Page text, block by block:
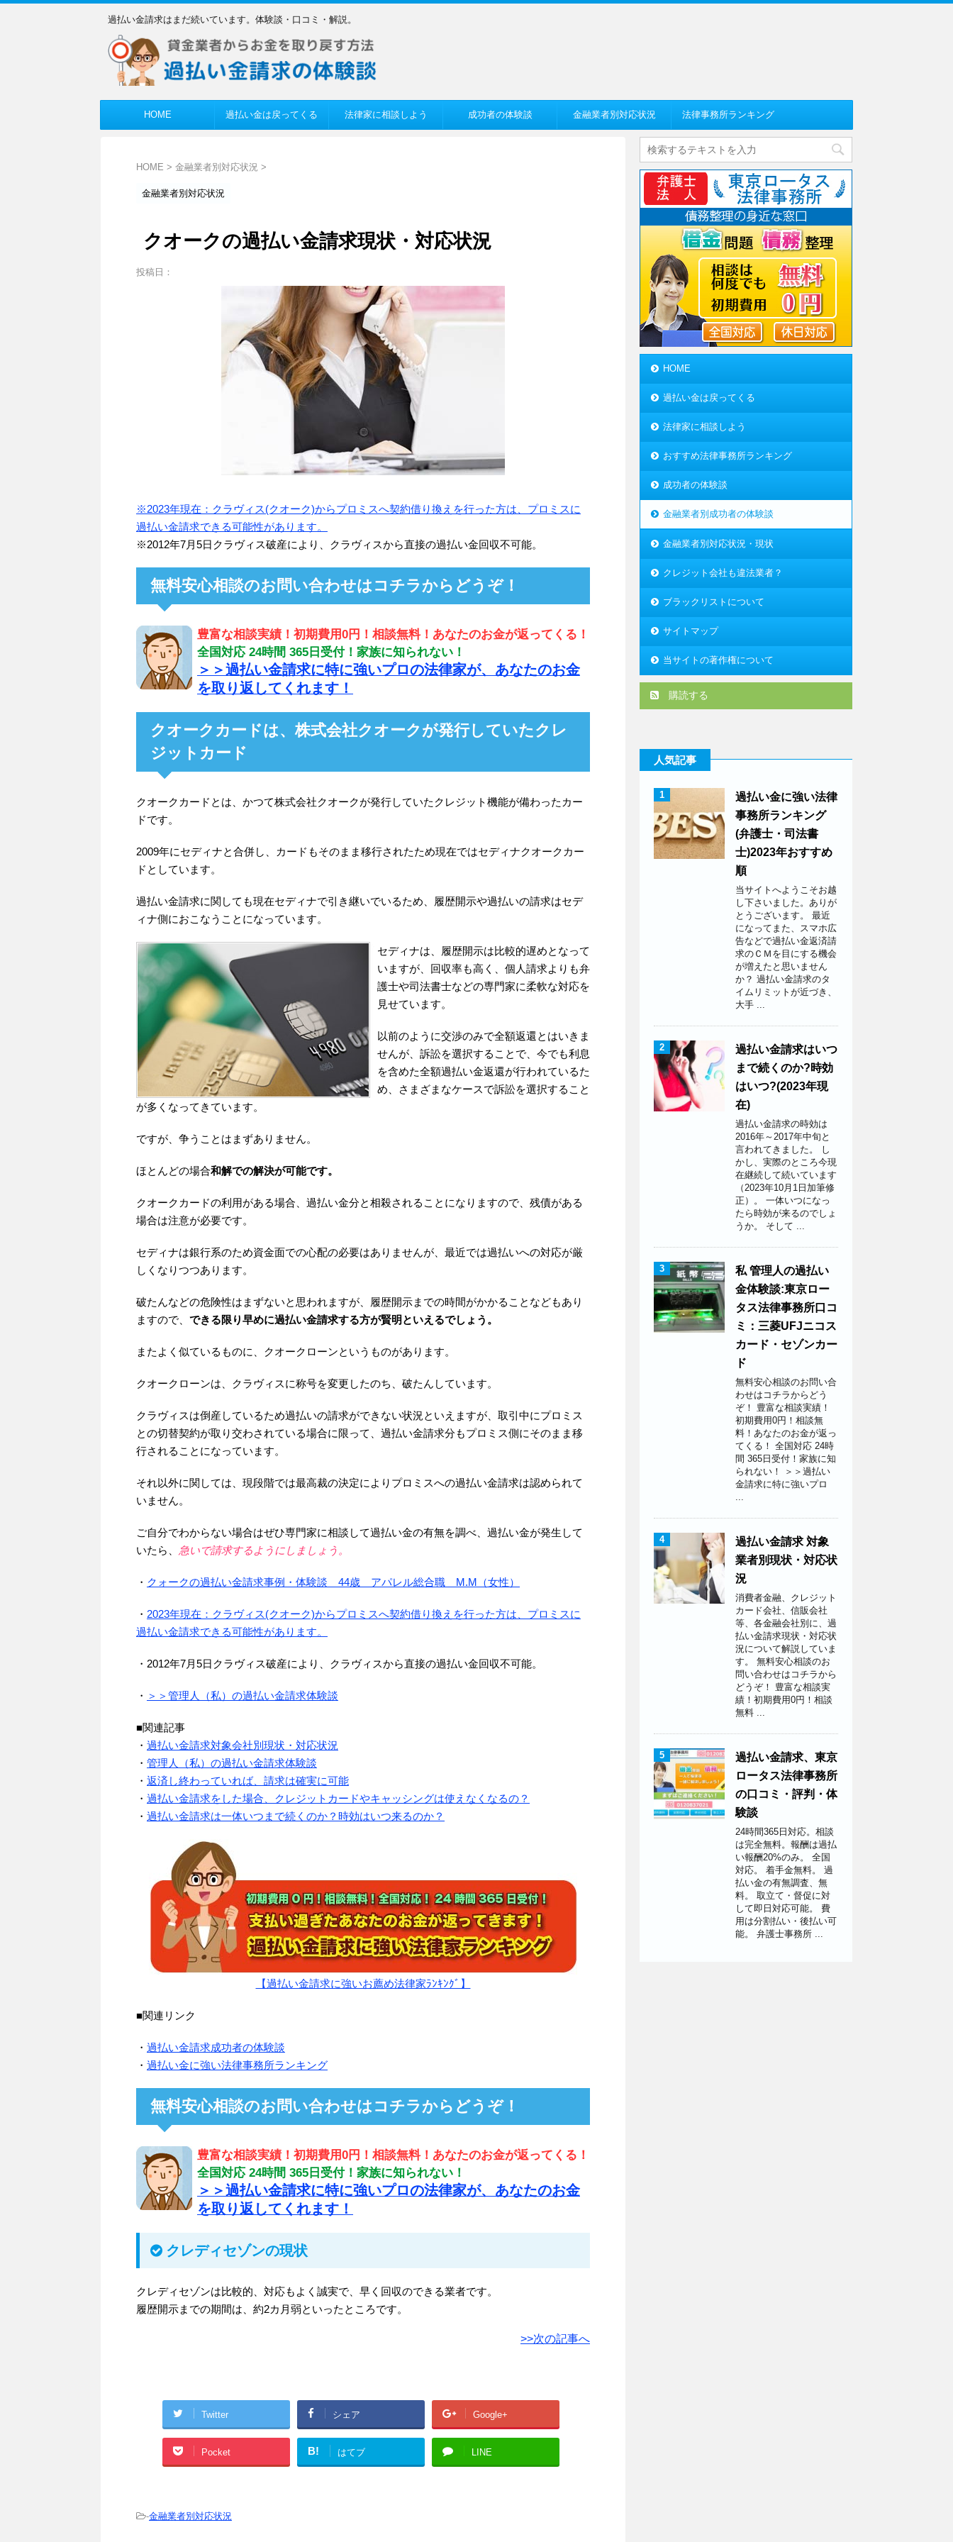
過払い金請求はまだ続いています。体験談・口コミ・解説。
HOME 過払い金は戻ってくる 法律家に相談しよう 成功者の体験談 金融業者別対応状況 法律事務所ランキング
HOME > 金融業者別対応状況 >
金融業者別対応状況
クオークの過払い金請求現状・対応状況
投稿日：
※2023年現在：クラヴィス(クオーク)からプロミスへ契約借り換えを行った方は、プロミスに
過払い金請求できる可能性があります。
※2012年7月5日クラヴィス破産により、クラヴィスから直接の過払い金回収不可能。
無料安心相談のお問い合わせはコチラからどうぞ！
豊富な相談実績！初期費用0円！相談無料！あなたのお金が返ってくる！
全国対応 24時間 365日受付！家族に知られない！
＞＞過払い金請求に特に強いプロの法律家が、あなたのお金
を取り返してくれます！
クオークカードは、株式会社クオークが発行していたクレ
ジットカード
クオークカードとは、かつて株式会社クオークが発行していたクレジット機能が備わったカー
ドです。
2009年にセディナと合併し、カードもそのまま移行されたため現在ではセディナクオークカー
ドとしています。
過払い金請求に関しても現在セディナで引き継いでいるため、履歴開示や過払いの請求はセデ
ィナ側におこなうことになっています。
セディナは、履歴開示は比較的遅めとなって
いますが、回収率も高く、個人請求よりも弁
護士や司法書士などの専門家に柔軟な対応を
見せています。
以前のように交渉のみで全額返還とはいきま
せんが、訴訟を選択することで、今でも利息
を含めた全額過払い金返還が行われているた
め、さまざまなケースで訴訟を選択すること
が多くなってきています。
ですが、争うことはまずありません。
ほとんどの場合和解での解決が可能です。
クオークカードの利用がある場合、過払い金分と相殺されることになりますので、残債がある
場合は注意が必要です。
セディナは銀行系のため資金面での心配の必要はありませんが、最近では過払いへの対応が厳
しくなりつつあります。
破たんなどの危険性はまずないと思われますが、履歴開示までの時間がかかることなどもあり
ますので、 できる限り早めに過払い金請求する方が賢明といえるでしょう。
またよく似ているものに、クオークローンというものがあります。
クオークローンは、クラヴィスに称号を変更したのち、破たんしています。
クラヴィスは倒産しているため過払いの請求ができない状況といえますが、取引中にプロミス
との切替契約が取り交わされている場合に限って、過払い金請求分もプロミス側にそのまま移
行されることになっています。
それ以外に関しては、現段階では最高裁の決定によりプロミスへの過払い金請求は認められて
いません。
ご自分でわからない場合はぜひ専門家に相談して過払い金の有無を調べ、過払い金が発生して
いたら、 急いで請求するようにしましょう。
・ クォークの過払い金請求事例・体験談 44歳 アパレル総合職 M.M（女性）
・ 2023年現在：クラヴィス(クオーク)からプロミスへ契約借り換えを行った方は、プロミスに
過払い金請求できる可能性があります。
・2012年7月5日クラヴィス破産により、クラヴィスから直接の過払い金回収不可能。
・ ＞＞管理人（私）の過払い金請求体験談
■関連記事
・ 過払い金請求対象会社別現状・対応状況
・ 管理人（私）の過払い金請求体験談
・ 返済し終わっていれば、請求は確実に可能
・ 過払い金請求をした場合、クレジットカードやキャッシングは使えなくなるの？
・ 過払い金請求は一体いつまで続くのか？時効はいつ来るのか？
【過払い金請求に強いお薦め法律家ﾗﾝｷﾝｸﾞ】
■関連リンク
・ 過払い金請求成功者の体験談
・ 過払い金に強い法律事務所ランキング
無料安心相談のお問い合わせはコチラからどうぞ！
豊富な相談実績！初期費用0円！相談無料！あなたのお金が返ってくる！
全国対応 24時間 365日受付！家族に知られない！
＞＞過払い金請求に特に強いプロの法律家が、あなたのお金
を取り返してくれます！
クレディセゾンの現状
クレディセゾンは比較的、対応もよく誠実で、早く回収のできる業者です。
履歴開示までの期間は、約2カ月弱といったところです。
>>次の記事へ
Twitter シェア Google+
Pocket B! はてブ LINE
-金融業者別対応状況
HOME
過払い金は戻ってくる
法律家に相談しよう
おすすめ法律事務所ランキング
成功者の体験談
金融業者別成功者の体験談
金融業者別対応状況・現状
クレジット会社も違法業者？
ブラックリストについて
サイトマップ
当サイトの著作権について
購読する
人気記事
1
過払い金に強い法律
事務所ランキング
(弁護士・司法書
士)2023年おすすめ
順
当サイトへようこそお越
し下さいました。ありが
とうございます。 最近
になってまた、スマホ広
告などで過払い金返済請
求のＣＭを目にする機会
が増えたと思いません
か？ 過払い金請求のタ
イムリミットが近づき、
大手 ...
2
過払い金請求はいつ
まで続くのか?時効
はいつ?(2023年現
在)
過払い金請求の時効は
2016年～2017年中旬と
言われてきました。 し
かし、実際のところ今現
在継続して続いています
（2023年10月1日加筆修
正）。 一体いつになっ
たら時効が来るのでしょ
うか。 そして ...
3
私 管理人の過払い
金体験談:東京ロー
タス法律事務所口コ
ミ：三菱UFJニコス
カード・セゾンカー
ド
無料安心相談のお問い合
わせはコチラからどう
ぞ！ 豊富な相談実績！
初期費用0円！相談無
料！あなたのお金が返っ
てくる！ 全国対応 24時
間 365日受付！家族に知
られない！ ＞＞過払い
金請求に特に強いプロ
...
4
過払い金請求 対象
業者別現状・対応状
況
消費者金融、クレジット
カード会社、信販会社
等、各金融会社別に、過
払い金請求現状・対応状
況について解説していま
す。 無料安心相談のお
問い合わせはコチラから
どうぞ！ 豊富な相談実
績！初期費用0円！相談
無料 ...
5
過払い金請求、東京
ロータス法律事務所
の口コミ・評判・体
験談
24時間365日対応。相談
は完全無料。報酬は過払
い報酬20%のみ。 全国
対応。 着手金無料。 過
払い金の有無調査、無
料。 取立て・督促に対
して即日対応可能。 費
用は分割払い・後払い可
能。 弁護士事務所 ...